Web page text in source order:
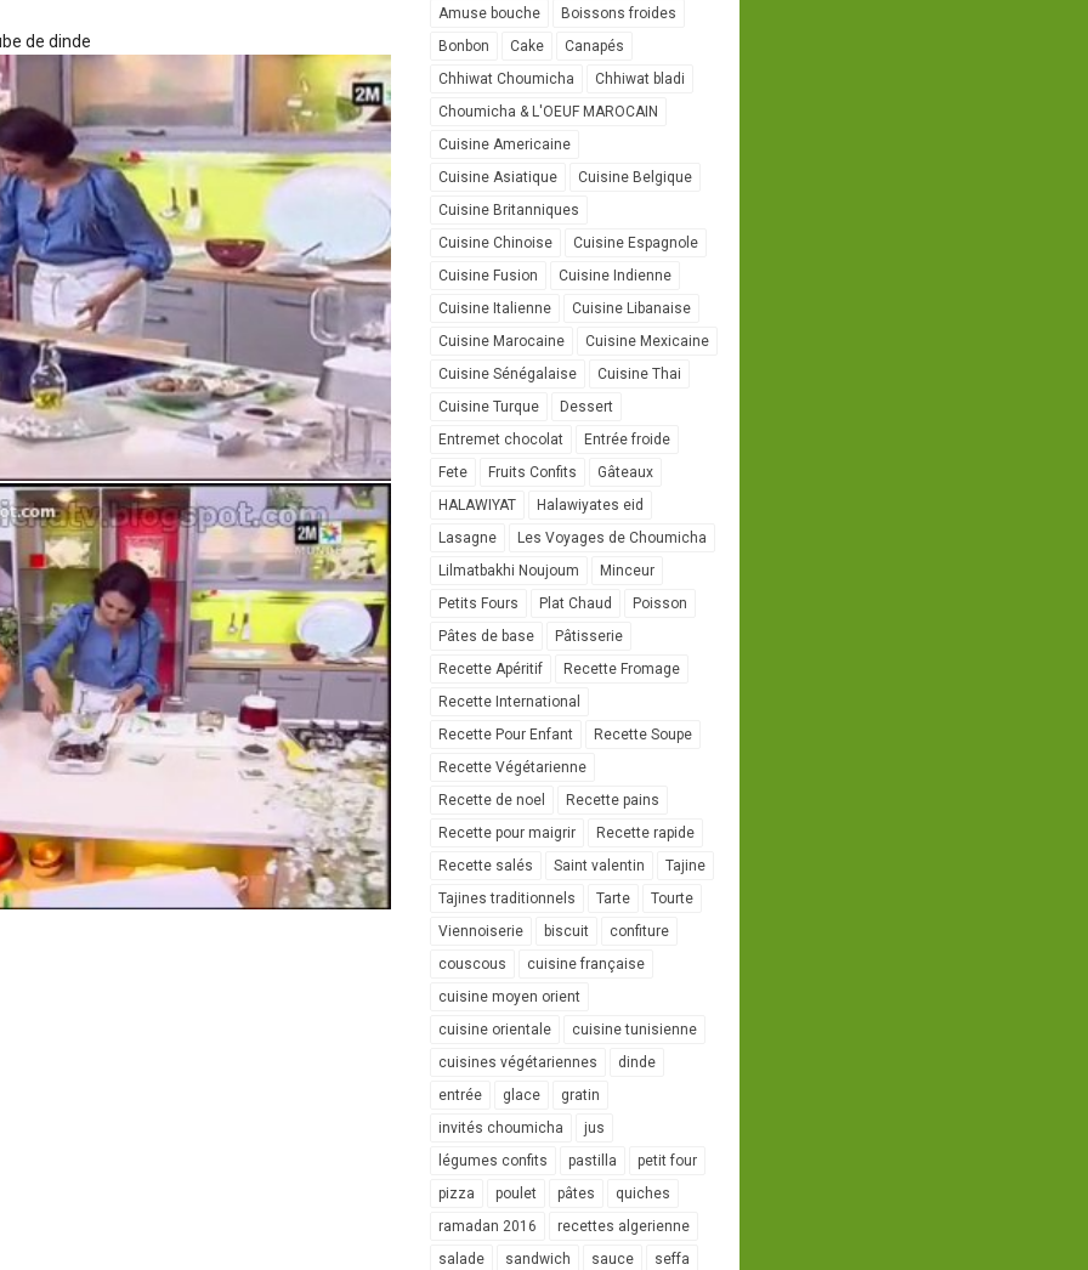
de dinde
Amuse bouche
Boissons froides
Bonbon
Cake
Canapés
Chhiwat Choumicha
Chhiwat bladi
Choumicha & L'OEUF MAROCAIN
Cuisine Americaine
Cuisine Asiatique
Cuisine Belgique
Cuisine Britanniques
Cuisine Chinoise
Cuisine Espagnole
Cuisine Fusion
Cuisine Indienne
Cuisine Italienne
Cuisine Libanaise
Cuisine Marocaine
Cuisine Mexicaine
Cuisine Sénégalaise
Cuisine Thai
Cuisine Turque
Dessert
Entremet chocolat
Entrée froide
Fete
Fruits Confits
Gâteaux
HALAWIYAT
Halawiyates eid
Lasagne
Les Voyages de Choumicha
Lilmatbakhi Noujoum
Minceur
Petits Fours
Plat Chaud
Poisson
Pâtes de base
Pâtisserie
Recette Apéritif
Recette Fromage
Recette International
Recette Pour Enfant
Recette Soupe
Recette Végétarienne
Recette de noel
Recette pains
Recette pour maigrir
Recette rapide
Recette salés
Saint valentin
Tajine
Tajines traditionnels
Tarte
Tourte
Viennoiserie
biscuit
confiture
couscous
cuisine française
cuisine moyen orient
cuisine orientale
cuisine tunisienne
cuisines végétariennes
dinde
entrée
glace
gratin
invités choumicha
jus
légumes confits
pastilla
petit four
pizza
poulet pâtes
quiches
ramadan 2016
recettes algerienne
salade
sandwich sauce
seffa